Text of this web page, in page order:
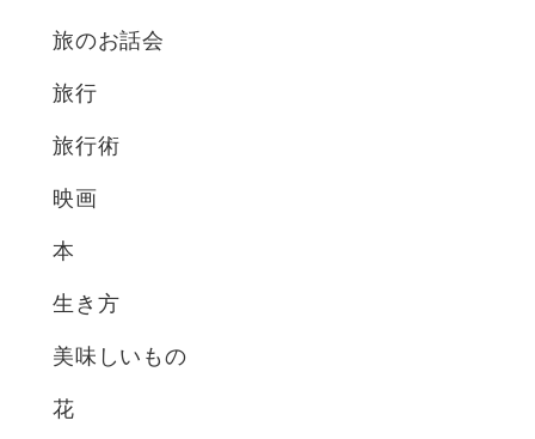
旅のお話会
旅行
旅行術
映画
本
生き方
美味しいもの
花